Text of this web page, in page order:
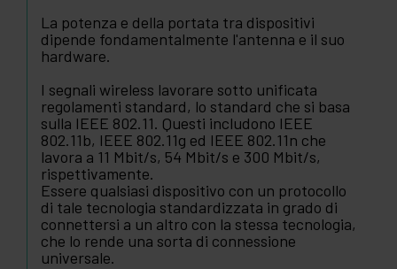
La potenza e della portata tra dispositivi
dipende fondamentalmente l'antenna e il suo
hardware.
I segnali wireless lavorare sotto unificata
regolamenti standard, lo standard che si basa
sulla IEEE 802.11. Questi includono IEEE
802.11b, IEEE 802.11g ed IEEE 802.11n che
lavora a 11 Mbit/s, 54 Mbit/s e 300 Mbit/s,
rispettivamente.
Essere qualsiasi dispositivo con un protocollo
di tale tecnologia standardizzata in grado di
connettersi a un altro con la stessa tecnologia,
che lo rende una sorta di connessione
universale.